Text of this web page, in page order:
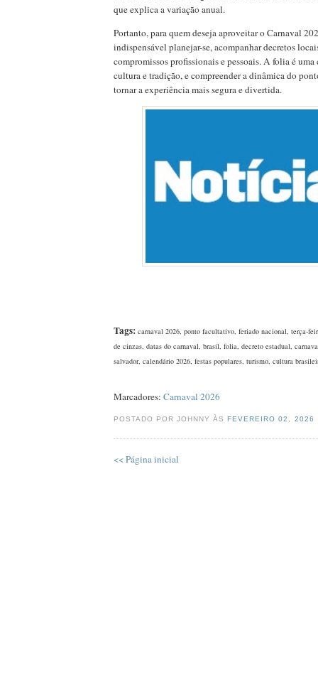
que explica a variação anual.
Portanto, para quem deseja aproveitar o Carnaval
indispensável planejar-se, acompanhar decretos
compromissos profissionais e pessoais. A folia é uma
cultura e tradição, e compreender a dinâmica do
tornar a experiência mais segura e divertida.
Tags: carnaval 2026, ponto facultativo, feriado nacional, terça-
de cinzas, datas do carnaval, brasil, folia, decreto estadual,
salvador, calendário 2026, festas populares, turismo, cultura
Marcadores: Carnaval 2026
POSTADO POR JOHNNY ÀS FEVEREIRO 02, 2026
<< Página inicial